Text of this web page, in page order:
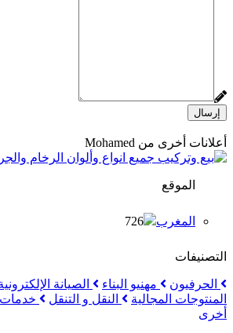
إرسال
أعلانات أخرى من Mohamed
الموقع
المغرب 726
التصنيفات
الحرفيون مهنيو البناء الصيانة
المنتوجات المجالية
النقل و التنقل خدمات
أخرى